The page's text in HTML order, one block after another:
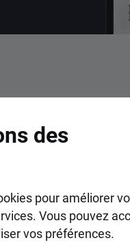
USD/
des
pour améliorer
Vous pouvez
vos préférences.